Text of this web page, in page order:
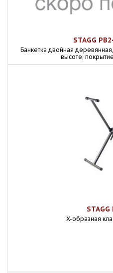
STAGG
Банкетка двойная
высоте,
STAGG
X-образная